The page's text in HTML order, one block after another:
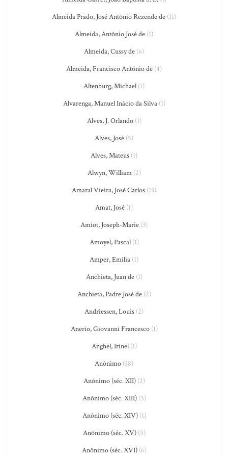
Almeida Prado, José Antônio Rezende de (11)
Almeida, Antônio José de (1)
Almeida, Cussy de (6)
Almeida, Francisco António de (4)
Altenburg, Michael (1)
Alvarenga, Manuel Inácio da Silva(1)
Alves, J. Orlando(1)
Alves, José (5)
Alves, Mateus (1)
Alwyn, William(2)
Amaral Vieira, José Carlos (13)
Amat, José (1)
Amiot, Joseph-Marie (3)
Amoyel, Pascal(1)
Amper, Emilia (1)
Anchieta, Juan de(1)
Anchieta, Padre José de(2)
Andriessen, Louis (2)
Anerio, Giovanni Francesco(1)
Anghel, Irinel(1)
Anônimo (38)
Anônimo (séc. XII)(2)
Anônimo (séc. XIII)(5)
Anônimo (séc. XIV)(1)
Anônimo (séc. XV)(5)
Anônimo (séc. XVI)(6)